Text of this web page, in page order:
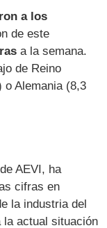
a los
de este
a la semana.
de Reino
o Alemania (8,3
AEVI, ha
cifras en
la industria del
la actual situación